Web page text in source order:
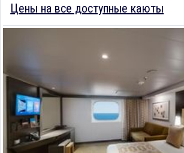
Цены на все доступные каюты